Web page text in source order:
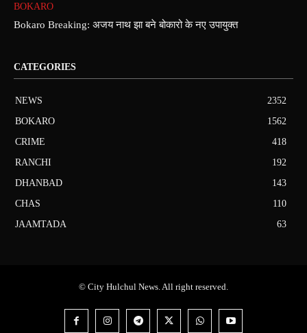
BOKARO
Bokaro Breaking: अजय नाथ झा बने बोकारो के नए उपायुक्त
CATEGORIES
NEWS
2352
BOKARO
1562
CRIME
418
RANCHI
192
DHANBAD
143
CHAS
110
JAAMTADA
63
© City Hulchul News. All right reserved.